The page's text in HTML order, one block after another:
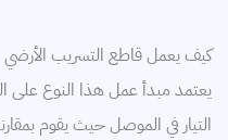
كيف يعمل قاطع التسريب الأرضي
يعتمد مبدأ عمل هذا النوع على
التيار في الموصل حيث يقوم